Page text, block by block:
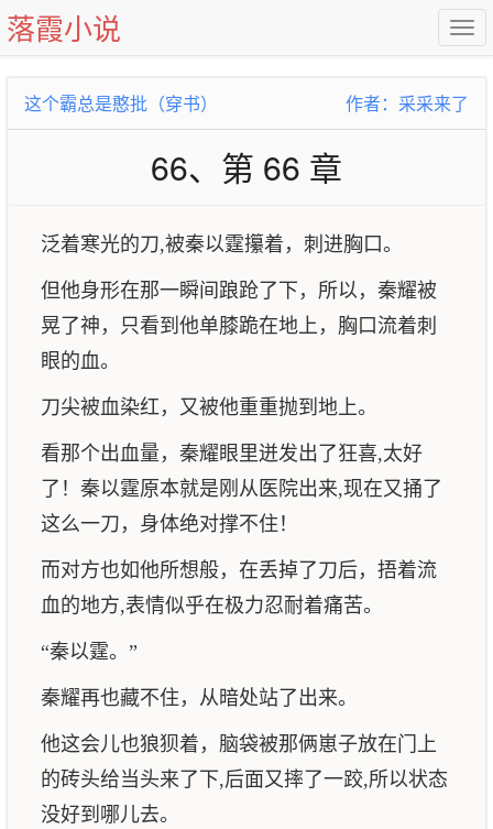
落霞小说
这个霸总是憨批（穿书） 作者：采采来了
66、第 66 章
泛着寒光的刀,被秦以霆攥着，刺进胸口。
但他身形在那一瞬间踉跄了下，所以，秦耀被
晃了神，只看到他单膝跪在地上，胸口流着刺
眼的血。
刀尖被血染红，又被他重重抛到地上。
看那个出血量，秦耀眼里迸发出了狂喜,太好
了！秦以霆原本就是刚从医院出来,现在又捅了
这么一刀，身体绝对撑不住！
而对方也如他所想般，在丢掉了刀后，捂着流
血的地方,表情似乎在极力忍耐着痛苦。
“秦以霆。”
秦耀再也藏不住，从暗处站了出来。
他这会儿也狼狈着，脑袋被那俩崽子放在门上
的砖头给当头来了下,后面又摔了一跤,所以状态
没好到哪儿去。